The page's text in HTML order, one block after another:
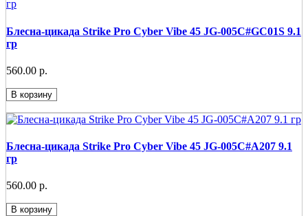
Блесна-цикада Strike Pro Cyber Vibe 45 JG-005C#GC01S 9.1
гр
560.00 р.
В корзину
Блесна-цикада Strike Pro Cyber Vibe 45 JG-005C#A207 9.1
гр
560.00 р.
В корзину